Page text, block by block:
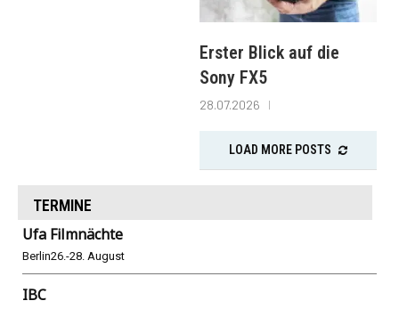
Erster Blick auf die
Sony FX5
28.07.2026
LOAD MORE POSTS
TERMINE
Ufa Filmnächte
Berlin26.-28. August
IBC